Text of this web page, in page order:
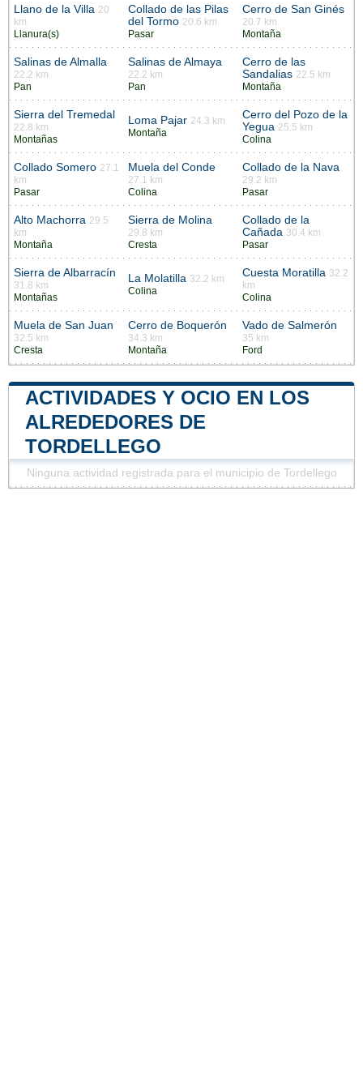
Llano de la Villa 20
km
Llanura(s)
Collado de las Pilas
del Tormo 20.6 km
Pasar
Cerro de San Ginés
20.7 km
Montaña
Salinas de Almalla
22.2 km
Pan
Salinas de Almaya
22.2 km
Pan
Cerro de las
Sandalias 22.5 km
Montaña
Sierra del Tremedal
22.8 km
Montañas
Loma Pajar 24.3 km
Montaña
Cerro del Pozo de la
Yegua 25.5 km
Colina
Collado Somero 27.1
km
Pasar
Muela del Conde
27.1 km
Colina
Collado de la Nava
29.2 km
Pasar
Alto Machorra 29.5
km
Montaña
Sierra de Molina
29.8 km
Cresta
Collado de la
Cañada 30.4 km
Pasar
Sierra de Albarracín
31.8 km
Montañas
La Molatilla 32.2 km
Colina
Cuesta Moratilla 32.2
km
Colina
Muela de San Juan
32.5 km
Cresta
Cerro de Boquerón
34.3 km
Montaña
Vado de Salmerón
35 km
Ford
ACTIVIDADES Y OCIO EN LOS
ALREDEDORES DE
TORDELLEGO
Ninguna actividad registrada para el municipio de Tordellego